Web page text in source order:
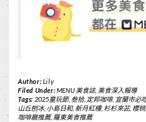
Author:Lily
Filed Under:MENU 美食誌, 美食深入報導
Tags: 2025童玩節, 叁拾, 定邦咖啡, 宜蘭市必
山丘刨冰, 小島日和, 新月紅樓, 杉杉來茈, 櫻
咖啡廳推薦, 羅東美食推薦